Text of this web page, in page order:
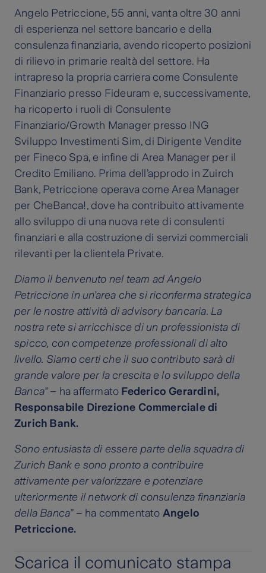
Angelo Petriccione, 55 anni, vanta oltre 30 anni
di esperienza nel settore bancario e della
consulenza finanziaria, avendo ricoperto posizioni
di rilievo in primarie realtà del settore. Ha
intrapreso la propria carriera come Consulente
Finanziario presso Fideuram e, successivamente,
ha ricoperto i ruoli di Consulente
Finanziario/Growth Manager presso ING
Sviluppo Investimenti Sim, di Dirigente Vendite
per Fineco Spa, e infine di Area Manager per il
Credito Emiliano. Prima dell’approdo in Zuirch
Bank, Petriccione operava come Area Manager
per CheBanca!, dove ha contribuito attivamente
allo sviluppo di una nuova rete di consulenti
finanziari e alla costruzione di servizi commerciali
rilevanti per la clientela Private.
Diamo il benvenuto nel team ad Angelo
Petriccione in un’area che si riconferma strategica
per le nostre attività di advisory bancaria. La
nostra rete si arricchisce di un professionista di
spicco, con competenze professionali di alto
livello. Siamo certi che il suo contributo sarà di
grande valore per la crescita e lo sviluppo della
Banca” – ha affermato Federico Gerardini,
Responsabile Direzione Commerciale di
Zurich Bank.
Sono entusiasta di essere parte della squadra di
Zurich Bank e sono pronto a contribuire
attivamente per valorizzare e potenziare
ulteriormente il network di consulenza finanziaria
della Banca” – ha commentato Angelo
Petriccione.
Scarica il comunicato stampa